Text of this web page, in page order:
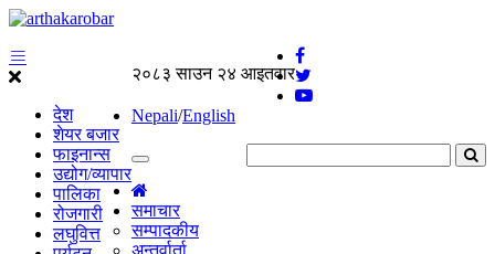
देश
शेयर बजार
फाइनान्स
उद्योग/व्यापार
पालिका
रोजगारी
लघुवित्त
२०८३ साउन २४ आइतवार
Nepali/English
समाचार
सम्पादकीय
अन्तर्वार्ता